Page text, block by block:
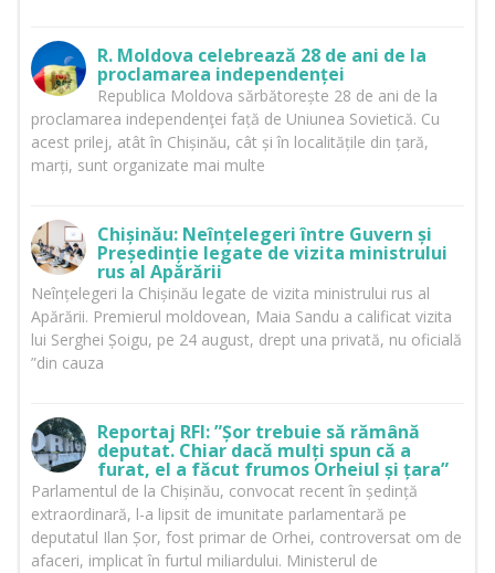
R. Moldova celebrează 28 de ani de la
proclamarea independenței
Republica Moldova sărbătorește 28 de ani de la
proclamarea independenţei față de Uniunea Sovietică. Cu
acest prilej, atât în Chișinău, cât și în localitățile din țară,
marți, sunt organizate mai multe
Chișinău: Neînțelegeri între Guvern și
Președinție legate de vizita ministrului
rus al Apărării
Neînțelegeri la Chișinău legate de vizita ministrului rus al
Apărării. Premierul moldovean, Maia Sandu a calificat vizita
lui Serghei Șoigu, pe 24 august, drept una privată, nu oficială
”din cauza
Reportaj RFI: ”Șor trebuie să rămână
deputat. Chiar dacă mulți spun că a
furat, el a făcut frumos Orheiul și țara”
Parlamentul de la Chișinău, convocat recent în ședință
extraordinară, l-a lipsit de imunitate parlamentară pe
deputatul Ilan Șor, fost primar de Orhei, controversat om de
afaceri, implicat în furtul miliardului. Ministerul de